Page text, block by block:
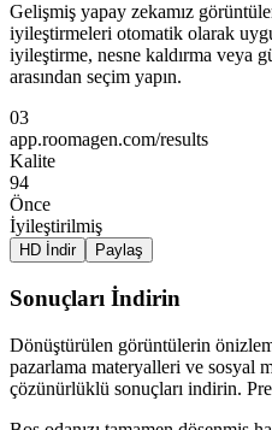
Gelişmiş yapay zekamız
iyileştirmeleri otomatik olarak
iyileştirme, nesne kaldırma veya
arasından seçim yapın.
03
app.roomagen.com/results
Kalite
94
Önce
İyileştirilmiş
HD İndir Paylaş
Sonuçları İndirin
Dönüştürülen görüntülerin
pazarlama materyalleri ve sosyal
çözünürlüklü sonuçları indirin.